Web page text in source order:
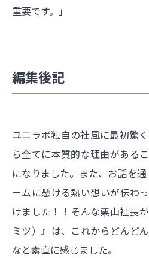
重要です。」
編集後記
ユニラボ独自の社風に最初驚
ら全てに本質的な理由がある
になりました。また、お話を
ームに懸ける熱い想いが伝わ
けました！！そんな栗山社長
ミツ）』は、これからどんど
なと素直に感じました。